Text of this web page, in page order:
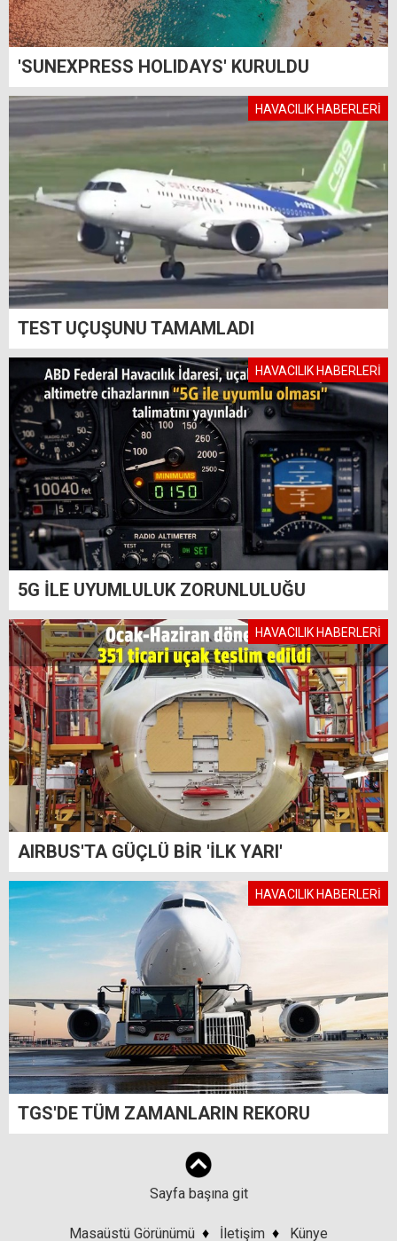
'SUNEXPRESS HOLIDAYS' KURULDU
HAVACILIK HABERLERİ
TEST UÇUŞUNU TAMAMLADI
HAVACILIK HABERLERİ
5G İLE UYUMLULUK ZORUNLULUĞU
HAVACILIK HABERLERİ
AIRBUS'TA GÜÇLÜ BİR 'İLK YARI'
HAVACILIK HABERLERİ
TGS'DE TÜM ZAMANLARIN REKORU
Sayfa başına git
Masaüstü Görünümü ♦ İletişim ♦ Künye